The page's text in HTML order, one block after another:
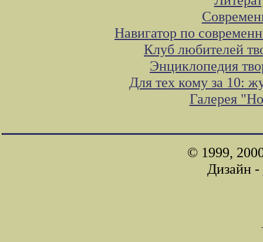
Навигатор по
Клуб любителей
Энциклопедия
Для тех кому за 10:
Галерея
© 1999,
Дизайн -